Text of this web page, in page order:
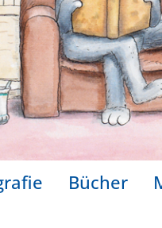
Bücher